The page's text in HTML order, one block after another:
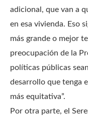
adicional, que van a
en esa vivienda. Eso
más grande o mejor
preocupación de la
políticas públicas
desarrollo que tenga
más equitativa”.
Por otra parte, el